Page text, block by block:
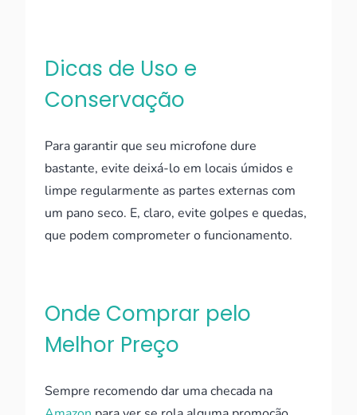
Dicas de Uso e
Conservação
Para garantir que seu microfone dure
bastante, evite deixá-lo em locais úmidos e
limpe regularmente as partes externas com
um pano seco. E, claro, evite golpes e quedas,
que podem comprometer o funcionamento.
Onde Comprar pelo
Melhor Preço
Sempre recomendo dar uma checada na